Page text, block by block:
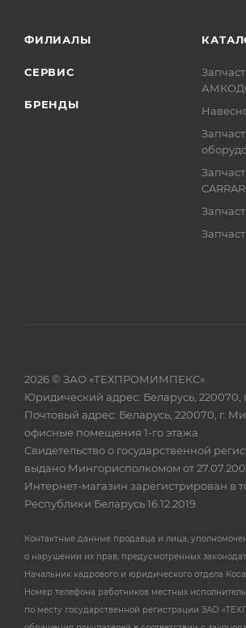
ФИЛИАЛЫ
СЕРВИС
БРЕНДЫ
2026 © ЗАО «ТЕХПРОМИМПЕКС»
Юридический адрес: Беларусь, 220070,
Почтовый адрес: Беларусь, 220070, г.
офисные помещения 1-го этажа
Свидетельство о государственной
выдано Мингорисполкомом от
Интернет-магазин зарегистрирован в
Республики Беларусь 16.12.2019
Контактные данные продавца и лица,
о нарушении их прав, предусмотренных
Начальник кадрового и юридического отдела
Номер телефона работников местных
по месту государственной регистрации ЗАО